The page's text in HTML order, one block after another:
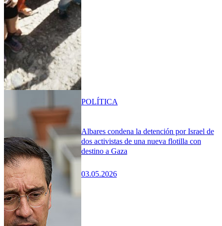
Albares condena la detención por Israel de
dos activistas de una nueva flotilla con
destino a Gaza
03.05.2026
POLÍTICA